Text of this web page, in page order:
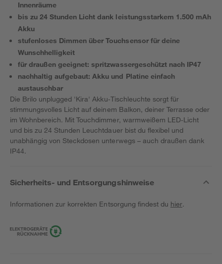
Innenräume
bis zu 24 Stunden Licht dank leistungsstarkem 1.500 mAh
Akku
stufenloses Dimmen über Touchsensor für deine
Wunschhelligkeit
für draußen geeignet: spritzwassergeschützt nach IP47
nachhaltig aufgebaut: Akku und Platine einfach
austauschbar
Die Brilo unplugged 'Kira' Akku‑Tischleuchte sorgt für
stimmungsvolles Licht auf deinem Balkon, deiner Terrasse oder
im Wohnbereich. Mit Touchdimmer, warmweißem LED‑Licht
und bis zu 24 Stunden Leuchtdauer bist du flexibel und
unabhängig von Steckdosen unterwegs – auch draußen dank
IP44.
Sicherheits- und Entsorgungshinweise
Informationen zur korrekten Entsorgung findest du hier.